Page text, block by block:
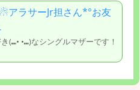
アラサーJr担さん*°お友
•⑉)なシングルマザーです！